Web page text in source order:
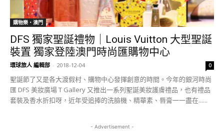
購物樂‧澳門
DFS 獨家聖誕禮物｜Louis Vuitton 大型聖誕
裝置 獨家登陸澳門時尚匯購物中心
環球旅人 編輯部 - 2018-12-04 0
聖誕節了又是各大渡假村、購物中心發揮創意的時間。今年的銀河時尚
匯 DFS 美妝廣場 T Gallery 又推出一系列聖誕美妝護膚禮品，也有禮品
套裝及香水折扣呀，近年受追捧的洗臉機、精華素、唇膏一一盡在......
- Advertisement -